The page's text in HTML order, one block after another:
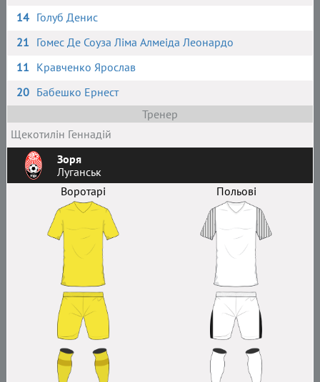
14 Голуб Денис
21 Гомес Де Соуза Ліма Алмеіда Леонардо
11 Кравченко Ярослав
20 Бабешко Ернест
Тренер
Щекотилін Геннадій
Зоря
Луганськ
Воротарі
Польові